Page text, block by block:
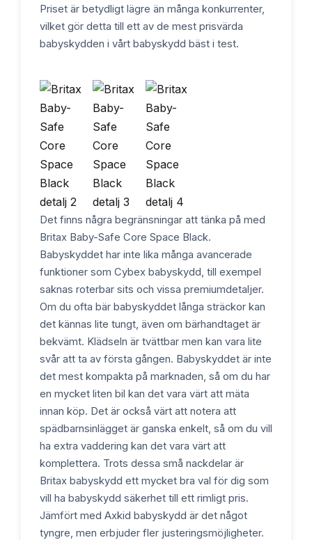
Priset är betydligt lägre än många konkurrenter,
vilket gör detta till ett av de mest prisvärda
babyskydden i vårt babyskydd bäst i test.
Det finns några begränsningar att tänka på med
Britax Baby-Safe Core Space Black.
Babyskyddet har inte lika många avancerade
funktioner som Cybex babyskydd, till exempel
saknas roterbar sits och vissa premiumdetaljer.
Om du ofta bär babyskyddet långa sträckor kan
det kännas lite tungt, även om bärhandtaget är
bekvämt. Klädseln är tvättbar men kan vara lite
svår att ta av första gången. Babyskyddet är inte
det mest kompakta på marknaden, så om du har
en mycket liten bil kan det vara värt att mäta
innan köp. Det är också värt att notera att
spädbarnsinlägget är ganska enkelt, så om du vill
ha extra vaddering kan det vara värt att
komplettera. Trots dessa små nackdelar är
Britax babyskydd ett mycket bra val för dig som
vill ha babyskydd säkerhet till ett rimligt pris.
Jämfört med Axkid babyskydd är det något
tyngre, men erbjuder fler justeringsmöjligheter.